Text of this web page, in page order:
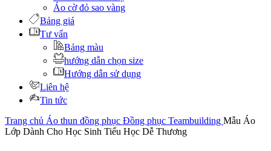
Áo cờ đỏ sao vàng
Bảng giá
Tư vấn
Bảng màu
hướng dẫn chọn size
Hướng dẫn sử dụng
Liên hệ
Tin tức
Trang chủ Áo thun đồng phục Đồng phục Teambuilding Mẫu Áo
Lớp Dành Cho Học Sinh Tiểu Học Dễ Thương